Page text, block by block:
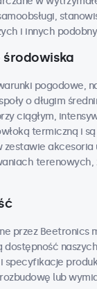
i innych
środowiska
pogodowe,
o długim
ciągłym,
termiczną i
zestawie
przez Beetronics
dostępność
lub